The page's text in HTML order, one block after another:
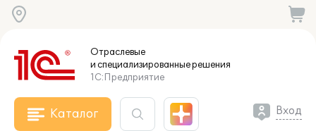
Отраслевые
и специализированныерешения
1С:Предприятие
Каталог Вход